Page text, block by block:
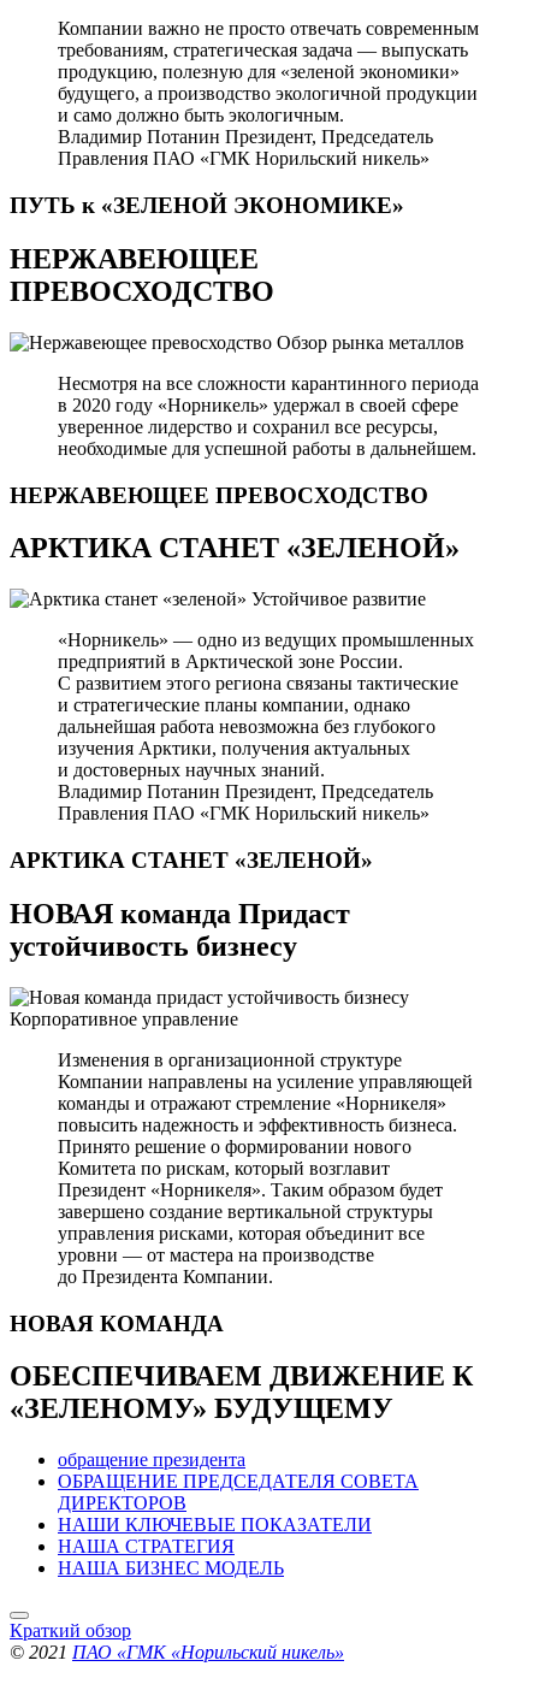
Компании важно не просто отвечать современным
требованиям, стратегическая задача — выпускать
продукцию, полезную для «зеленой экономики»
будущего, а производство экологичной продукции
и само должно быть экологичным.
Владимир Потанин Президент, Председатель
Правления ПАО «ГМК Норильский никель»
ПУТЬ к «ЗЕЛЕНОЙ ЭКОНОМИКЕ»
НЕРЖАВЕЮЩЕЕ
ПРЕВОСХОДСТВО
Обзор рынка металлов
Несмотря на все сложности карантинного периода
в 2020 году «Норникель» удержал в своей сфере
уверенное лидерство и сохранил все ресурсы,
необходимые для успешной работы в дальнейшем.
НЕРЖАВЕЮЩЕЕ ПРЕВОСХОДСТВО
АРКТИКА СТАНЕТ «ЗЕЛЕНОЙ»
Устойчивое развитие
«Норникель» — одно из ведущих промышленных
предприятий в Арктической зоне России.
С развитием этого региона связаны тактические
и стратегические планы компании, однако
дальнейшая работа невозможна без глубокого
изучения Арктики, получения актуальных
и достоверных научных знаний.
Владимир Потанин Президент, Председатель
Правления ПАО «ГМК Норильский никель»
АРКТИКА СТАНЕТ «ЗЕЛЕНОЙ»
НОВАЯ команда Придаст
устойчивость бизнесу
Корпоративное управление
Изменения в организационной структуре
Компании направлены на усиление управляющей
команды и отражают стремление «Норникеля»
повысить надежность и эффективность бизнеса.
Принято решение о формировании нового
Комитета по рискам, который возглавит
Президент «Норникеля». Таким образом будет
завершено создание вертикальной структуры
управления рисками, которая объединит все
уровни — от мастера на производстве
до Президента Компании.
НОВАЯ КОМАНДА
ОБЕСПЕЧИВАЕМ ДВИЖЕНИЕ К
«ЗЕЛЕНОМУ» БУДУЩЕМУ
обращение президента
ОБРАЩЕНИЕ ПРЕДСЕДАТЕЛЯ СОВЕТА
ДИРЕКТОРОВ
НАШИ КЛЮЧЕВЫЕ ПОКАЗАТЕЛИ
НАША СТРАТЕГИЯ
НАША БИЗНЕС МОДЕЛЬ
Краткий обзор
© 2021 ПАО «ГМК «Норильский никель»